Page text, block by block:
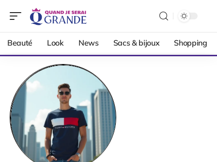
Beauté Look News Sacs & bijoux Shopping